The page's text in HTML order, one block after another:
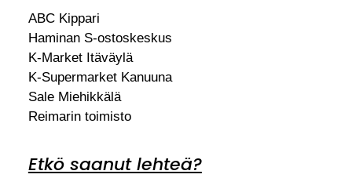
ABC Kippari
Haminan S-ostoskeskus
K-Market Itäväylä
K-Supermarket Kanuuna
Sale Miehikkälä
Reimarin toimisto
Etkö saanut lehteä?